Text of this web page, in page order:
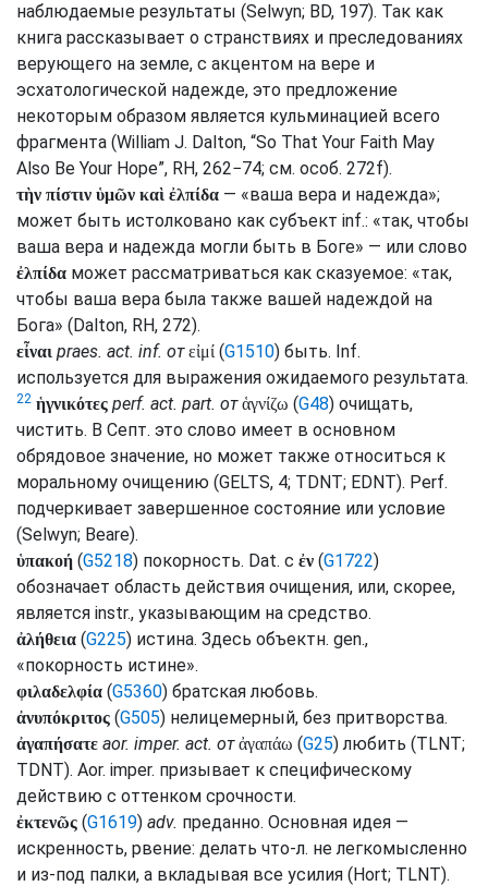
наблюдаемые результаты (Selwyn; BD, 197). Так как
книга рассказывает о странствиях и преследованиях
верующего на земле, с акцентом на вере и
эсхатологической надежде, это предложение
некоторым образом является кульминацией всего
фрагмента (William J. Dalton, “So That Your Faith May
Also Be Your Hope”, RH, 262−74; см. особ. 272f).
τὴν πίστιν ὑμῶν καὶ ἐλπίδα — «ваша вера и надежда»;
может быть истолковано как субъект inf.: «так, чтобы
ваша вера и надежда могли быть в Боге» — или слово
ἐλπίδα может рассматриваться как сказуемое: «так,
чтобы ваша вера была также вашей надеждой на
Бога» (Dalton, RH, 272).
εἶναι praes. act. inf. от εἰμί(G1510) быть. Inf.
используется для выражения ожидаемого результата.
22 ἡγνικότες perf. act. part. от ἁγνίζω (G48) очищать,
чистить. В Септ. это слово имеет в основном
обрядовое значение, но может также относиться к
моральному очищению (GELTS, 4; TDNT; EDNT). Perf.
подчеркивает завершенное состояние или условие
(Selwyn; Beare).
ὑπακοή (G5218) покорность. Dat. с ἐν (G1722)
обозначает область действия очищения, или, скорее,
является instr., указывающим на средство.
ἀλήθεια (G225) истина. Здесь объектн. gen.,
«покорность истине».
φιλαδελφία (G5360) братская любовь.
ἀνυπόκριτος (G505) нелицемерный, без притворства.
ἀγαπήσατε aor. imper. act. от ἀγαπάω (G25) любить (TLNT;
TDNT). Aor. imper. призывает к специфическому
действию с оттенком срочности.
ἐκτενῶς (G1619) adv. преданно. Основная идея —
искренность, рвение: делать что-л. не легкомысленно
и из-под палки, а вкладывая все усилия (Hort; TLNT).